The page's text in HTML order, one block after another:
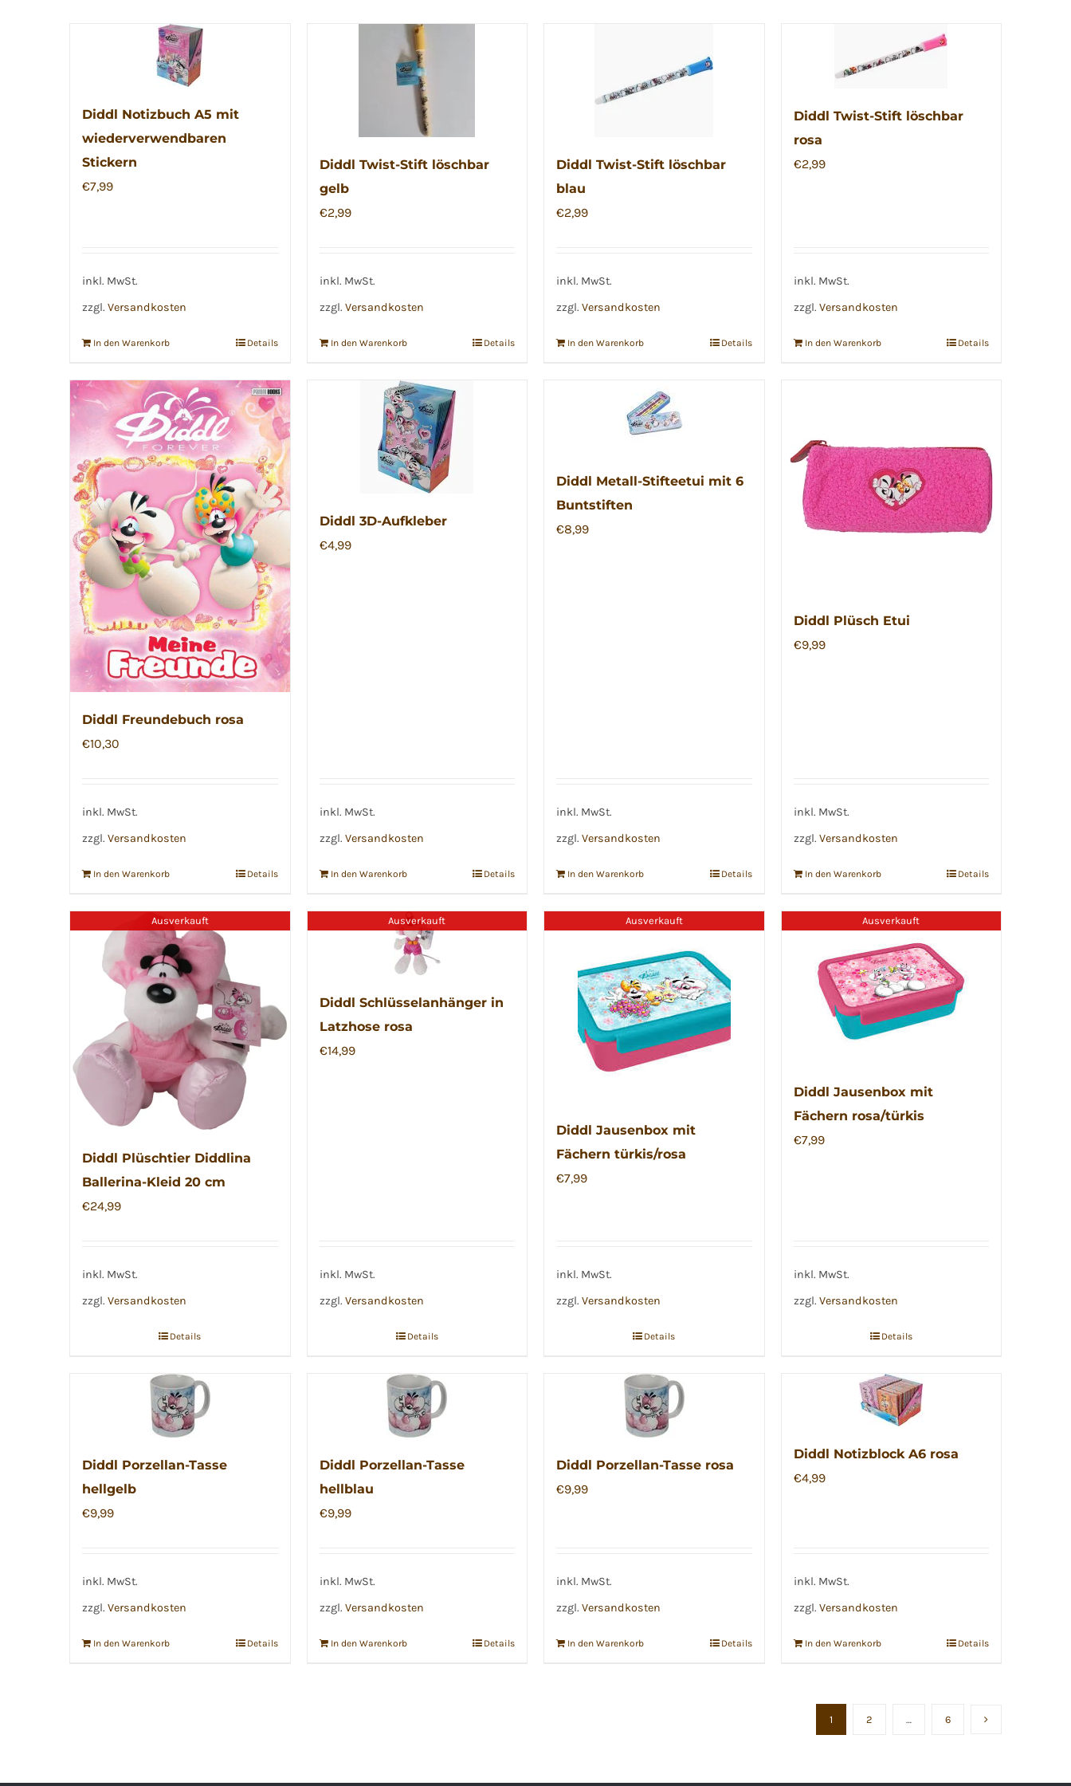
Diddl Notizbuch A5 mit
wiederverwendbaren
Stickern
€7,99
inkl. MwSt.
zzgl. Versandkosten
In den Warenkorb Details
Diddl Twist-Stift löschbar
gelb
€2,99
inkl. MwSt.
zzgl. Versandkosten
In den Warenkorb Details
Diddl Twist-Stift löschbar
blau
€2,99
inkl. MwSt.
zzgl. Versandkosten
In den Warenkorb Details
Diddl Twist-Stift löschbar
rosa
€2,99
inkl. MwSt.
zzgl. Versandkosten
In den Warenkorb Details
Diddl Freundebuch rosa
€10,30
inkl. MwSt.
zzgl. Versandkosten
In den Warenkorb Details
Diddl 3D-Aufkleber
€4,99
inkl. MwSt.
zzgl. Versandkosten
In den Warenkorb Details
Diddl Metall-Stifteetui mit 6
Buntstiften
€8,99
inkl. MwSt.
zzgl. Versandkosten
In den Warenkorb Details
Diddl Plüsch Etui
€9,99
inkl. MwSt.
zzgl. Versandkosten
In den Warenkorb Details
Ausverkauft
Diddl Plüschtier Diddlina
Ballerina-Kleid 20 cm
€24,99
inkl. MwSt.
zzgl. Versandkosten
Details
Ausverkauft
Diddl Schlüsselanhänger in
Latzhose rosa
€14,99
inkl. MwSt.
zzgl. Versandkosten
Details
Ausverkauft
Diddl Jausenbox mit
Fächern türkis/rosa
€7,99
inkl. MwSt.
zzgl. Versandkosten
Details
Ausverkauft
Diddl Jausenbox mit
Fächern rosa/türkis
€7,99
inkl. MwSt.
zzgl. Versandkosten
Details
Diddl Porzellan-Tasse
hellgelb
€9,99
inkl. MwSt.
zzgl. Versandkosten
In den Warenkorb Details
Diddl Porzellan-Tasse
hellblau
€9,99
inkl. MwSt.
zzgl. Versandkosten
In den Warenkorb Details
Diddl Porzellan-Tasse rosa
€9,99
inkl. MwSt.
zzgl. Versandkosten
In den Warenkorb Details
Diddl Notizblock A6 rosa
€4,99
inkl. MwSt.
zzgl. Versandkosten
In den Warenkorb Details
1 2 … 6